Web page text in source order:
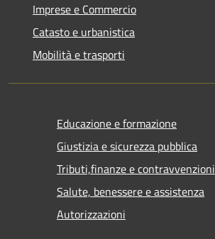
Imprese e Commercio
Catasto e urbanistica
Mobilità e trasporti
Educazione e formazione
Giustizia e sicurezza pubblica
Tributi,finanze e contravvenzioni
Salute, benessere e assistenza
Autorizzazioni